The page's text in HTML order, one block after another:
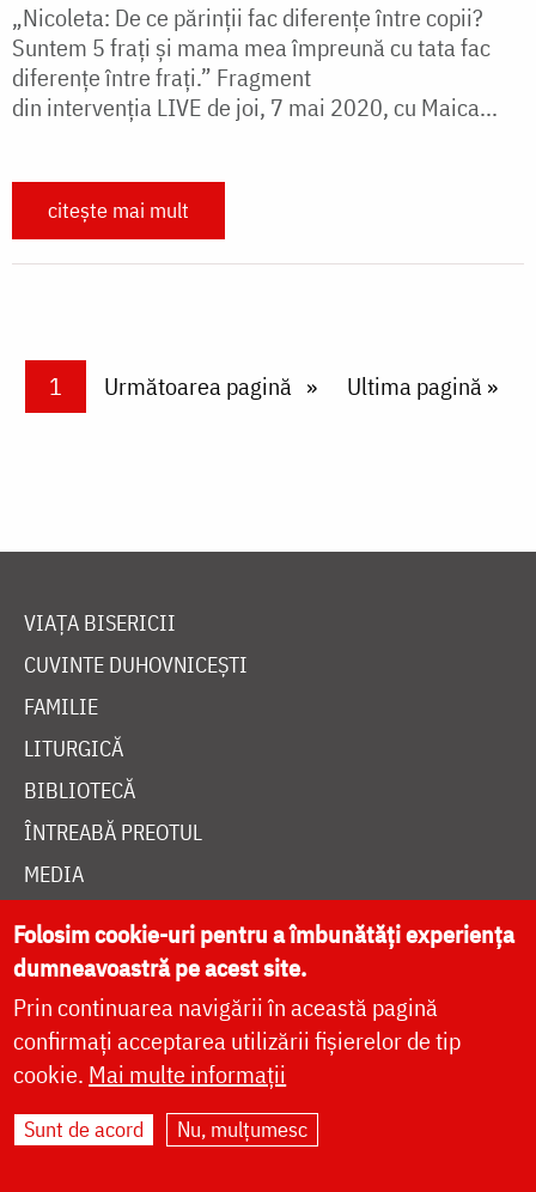
„Nicoleta: De ce părinții fac diferențe între copii?
Suntem 5 frați și mama mea împreună cu tata fac
diferențe între frați.” Fragment
din intervenția LIVE de joi, 7 mai 2020, cu Maica...
citește mai mult
PaginareCurrent page
1 Next page
Următoarea pagină Last page
Ultima pagină »
VIAȚA BISERICII
CUVINTE DUHOVNICEȘTI
FAMILIE
LITURGICĂ
BIBLIOTECĂ
ÎNTREABĂ PREOTUL
MEDIA
HRAMUL SFINTEI CUVIOASE PARASCHEVA
AUTORI
PĂRINȚI DUHOVNICEȘTI
MAICI CU VIAȚĂ DUHOVNICEASCĂ
Folosim cookie-uri pentru a îmbunătăți experiența
dumneavoastră pe acest site.
Prin continuarea navigării în această pagină
confirmați acceptarea utilizării fișierelor de tip
cookie. Mai multe informații
Sunt de acord Nu, mulțumesc